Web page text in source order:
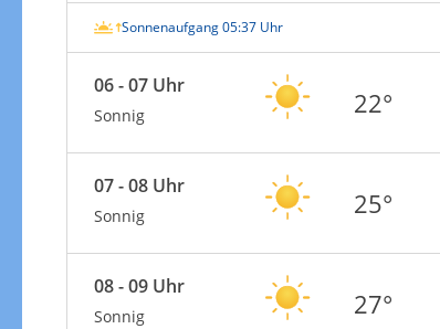
Sonnenaufgang 05:37 Uhr
06 - 07 Uhr
Sonnig 22°
07 - 08 Uhr
Sonnig 25°
08 - 09 Uhr
Sonnig 27°